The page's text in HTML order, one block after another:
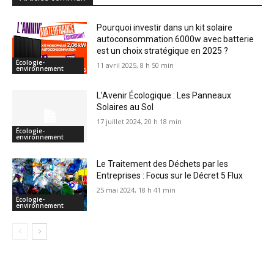
Écologie-
environnement
Pourquoi investir dans un kit solaire
autoconsommation 6000w avec batterie
est un choix stratégique en 2025 ?
11 avril 2025, 8 h 50 min
Écologie-
environnement
L’Avenir Écologique : Les Panneaux
Solaires au Sol
17 juillet 2024, 20 h 18 min
Écologie-
environnement
Le Traitement des Déchets par les
Entreprises : Focus sur le Décret 5 Flux
25 mai 2024, 18 h 41 min